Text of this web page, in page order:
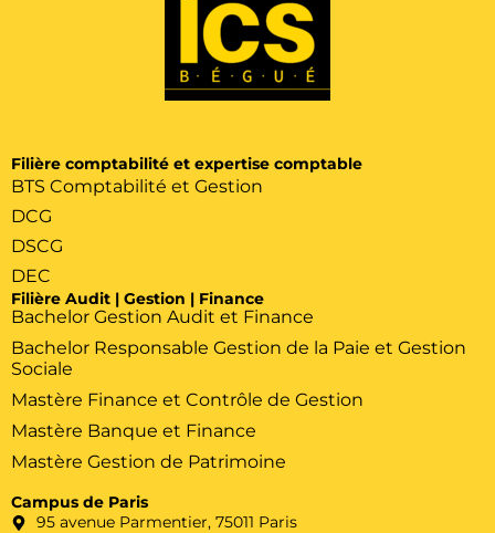
Filière comptabilité et expertise comptable
BTS Comptabilité et Gestion
DCG
DSCG
DEC
Filière Audit | Gestion | Finance
Bachelor Gestion Audit et Finance
Bachelor Responsable Gestion de la Paie et Gestion
Sociale
Mastère Finance et Contrôle de Gestion
Mastère Banque et Finance
Mastère Gestion de Patrimoine
Campus de Paris
95 avenue Parmentier, 75011 Paris